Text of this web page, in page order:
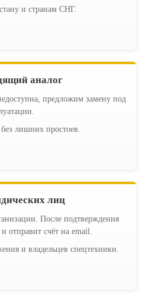
и странам СНГ.
аналог
предложим замену под
лишних простоев.
лиц
После подтверждения
отправит счёт на email.
и владельцев спецтехники.